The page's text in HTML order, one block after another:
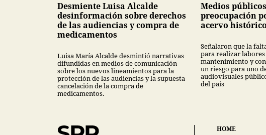
Desmiente Luisa Alcalde
desinformación sobre derechos
de las audiencias y compra de
medicamentos
Luisa María Alcalde desmintió narrativas
difundidas en medios de comunicación
sobre los nuevos lineamientos para la
protección de las audiencias y la supuesta
cancelación de la compra de
medicamentos.
Medios
preocupación
acervo
Señalaron que la
para realizar
mantenimiento y
un riesgo para uno
audiovisuales
del país
HOME